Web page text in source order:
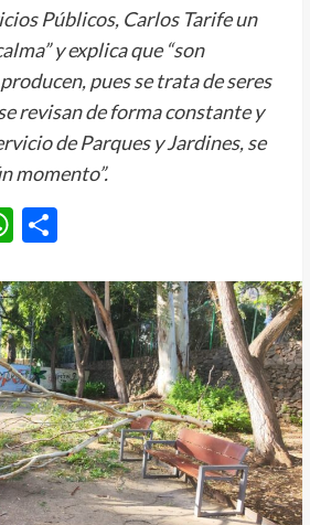
Públicos, Carlos Tarife un
y explica que “son
pues se trata de seres
revisan de forma constante y
de Parques y Jardines, se
momento”.
WhatsApp
Compartir